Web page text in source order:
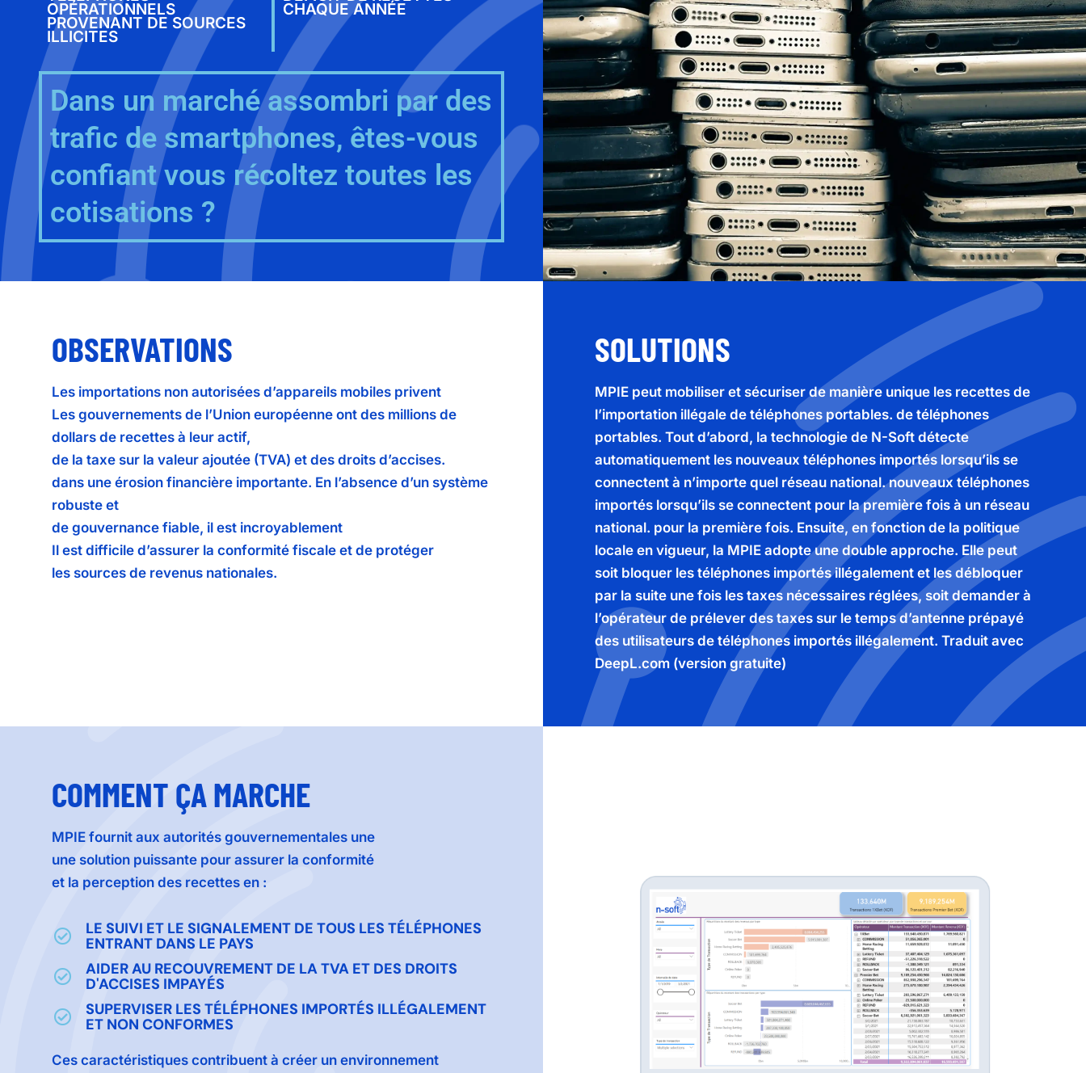
OPÉRATIONNELS
PROVENANT DE SOURCES
ILLICITES
CHAQUE ANNÉE
Dans un marché assombri par des
trafic de smartphones, êtes-vous
confiant vous récoltez toutes les
cotisations ?
OBSERVATIONS
Les importations non autorisées d’appareils mobiles privent
Les gouvernements de l’Union européenne ont des millions de
dollars de recettes à leur actif,
de la taxe sur la valeur ajoutée (TVA) et des droits d’accises.
dans une érosion financière importante. En l’absence d’un système
robuste et
de gouvernance fiable, il est incroyablement
Il est difficile d’assurer la conformité fiscale et de protéger
les sources de revenus nationales.
SOLUTIONS
MPIE peut mobiliser et sécuriser de manière unique les recettes de
l’importation illégale de téléphones portables. de téléphones
portables. Tout d’abord, la technologie de N-Soft détecte
automatiquement les nouveaux téléphones importés lorsqu’ils se
connectent à n’importe quel réseau national. nouveaux téléphones
importés lorsqu’ils se connectent pour la première fois à un réseau
national. pour la première fois. Ensuite, en fonction de la politique
locale en vigueur, la MPIE adopte une double approche. Elle peut
soit bloquer les téléphones importés illégalement et les débloquer
par la suite une fois les taxes nécessaires réglées, soit demander à
l’opérateur de prélever des taxes sur le temps d’antenne prépayé
des utilisateurs de téléphones importés illégalement. Traduit avec
DeepL.com (version gratuite)
COMMENT ÇA MARCHE
MPIE fournit aux autorités gouvernementales une
une solution puissante pour assurer la conformité
et la perception des recettes en :
LE SUIVI ET LE SIGNALEMENT DE TOUS LES TÉLÉPHONES
ENTRANT DANS LE PAYS
AIDER AU RECOUVREMENT DE LA TVA ET DES DROITS
D'ACCISES IMPAYÉS
SUPERVISER LES TÉLÉPHONES IMPORTÉS ILLÉGALEMENT
ET NON CONFORMES
Ces caractéristiques contribuent à créer un environnement